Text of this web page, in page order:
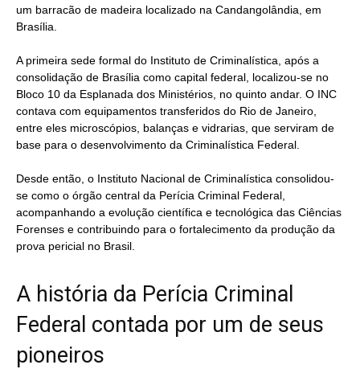
um barracão de madeira localizado na Candangolândia, em
Brasília.
A primeira sede formal do Instituto de Criminalística, após a
consolidação de Brasília como capital federal, localizou-se no
Bloco 10 da Esplanada dos Ministérios, no quinto andar. O INC
contava com equipamentos transferidos do Rio de Janeiro,
entre eles microscópios, balanças e vidrarias, que serviram de
base para o desenvolvimento da Criminalística Federal.
Desde então, o Instituto Nacional de Criminalística consolidou-
se como o órgão central da Perícia Criminal Federal,
acompanhando a evolução científica e tecnológica das Ciências
Forenses e contribuindo para o fortalecimento da produção da
prova pericial no Brasil.
A história da Perícia Criminal
Federal contada por um de seus
pioneiros